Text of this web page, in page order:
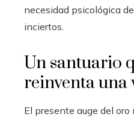
necesidad psicológica
inciertos.
Un santuario
reinventa una
El presente auge del oro